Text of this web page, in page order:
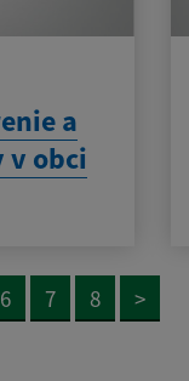
a
v obci
6 7 8 >